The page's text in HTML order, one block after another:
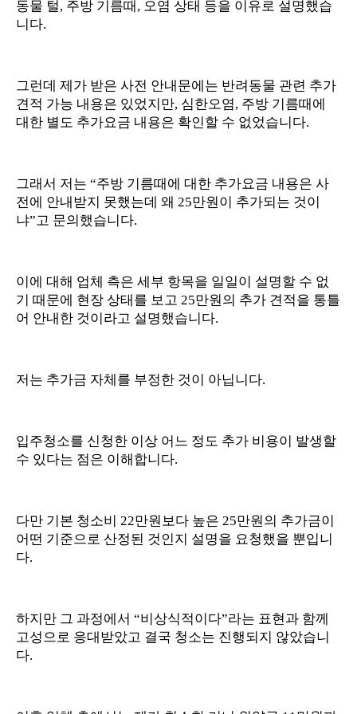
동물 털, 주방 기름때, 오염 상태 등을 이유로 설명했습
니다.
그런데 제가 받은 사전 안내문에는 반려동물 관련 추가
견적 가능 내용은 있었지만, 심한오염, 주방 기름때에
대한 별도 추가요금 내용은 확인할 수 없었습니다.
그래서 저는 “주방 기름때에 대한 추가요금 내용은 사
전에 안내받지 못했는데 왜 25만원이 추가되는 것이
냐”고 문의했습니다.
이에 대해 업체 측은 세부 항목을 일일이 설명할 수 없
기 때문에 현장 상태를 보고 25만원의 추가 견적을 통틀
어 안내한 것이라고 설명했습니다.
저는 추가금 자체를 부정한 것이 아닙니다.
입주청소를 신청한 이상 어느 정도 추가 비용이 발생할
수 있다는 점은 이해합니다.
다만 기본 청소비 22만원보다 높은 25만원의 추가금이
어떤 기준으로 산정된 것인지 설명을 요청했을 뿐입니
다.
하지만 그 과정에서 “비상식적이다”라는 표현과 함께
고성으로 응대받았고 결국 청소는 진행되지 않았습니
다.